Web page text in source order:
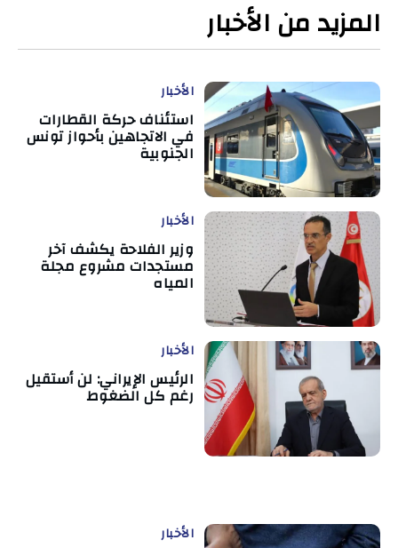
المزيد من الأخبار
الأخبار
استئناف حركة القطارات
في الاتجاهين بأحواز تونس
الجنوبية
الأخبار
وزير الفلاحة يكشف آخر
مستجدات مشروع مجلة
المياه
الأخبار
الرئيس الإيراني: لن أستقيل
رغم كل الضغوط
الأخبار